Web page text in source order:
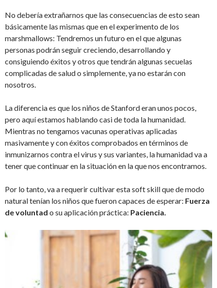
No debería extrañarnos que las consecuencias de esto sean
básicamente las mismas que en el experimento de los
marshmallows: Tendremos un futuro en el que algunas
personas podrán seguir creciendo, desarrollando y
consiguiendo éxitos y otros que tendrán algunas secuelas
complicadas de salud o simplemente, ya no estarán con
nosotros.
La diferencia es que los niños de Stanford eran unos pocos,
pero aquí estamos hablando casi de toda la humanidad.
Mientras no tengamos vacunas operativas aplicadas
masivamente y con éxitos comprobados en términos de
inmunizarnos contra el virus y sus variantes, la humanidad va a
tener que continuar en la situación en la que nos encontramos.
Por lo tanto, va a requerir cultivar esta soft skill que de modo
natural tenían los niños que fueron capaces de esperar: Fuerza
de voluntad o su aplicación práctica: Paciencia.